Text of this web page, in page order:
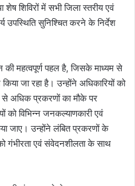
शेष शिविरों में सभी जिला स्तरीय एवं
उपस्थिति सुनिश्चित करने के निर्देश
महत्वपूर्ण पहल है, जिसके माध्यम से
जा रहा है। उन्होंने अधिकारियों को
से अधिक प्रकरणों का मौके पर
को विभिन्न जनकल्याणकारी एवं
जाए। उन्होंने लंबित प्रकरणों के
गंभीरता एवं संवेदनशीलता के साथ